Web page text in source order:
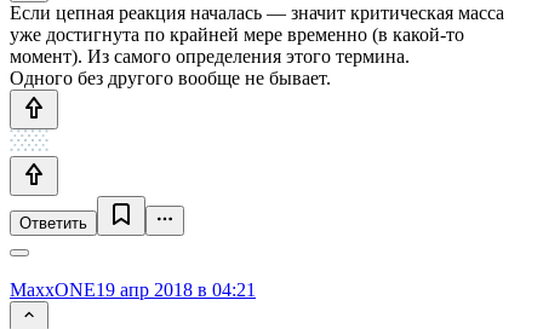
Если цепная реакция началась — значит критическая масса
уже достигнута по крайней мере временно (в какой-то
момент). Из самого определения этого термина.
Одного без другого вообще не бывает.
Ответить
MaxxONE19 апр 2018 в 04:21